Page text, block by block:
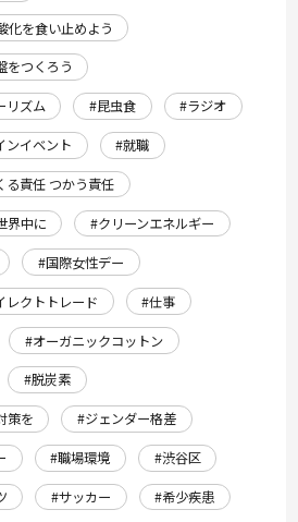
化を食い止めよう
をつくろう
リズム
#昆虫食
#ラジオ
ンイベント
#就職
る責任 つかう責任
界中に
#クリーンエネルギー
#国際女性デー
レクトトレード
#仕事
#オーガニックコットン
#脱炭素
策を
#ジェンダー格差
#職場環境
#渋谷区
#サッカー
#希少疾患